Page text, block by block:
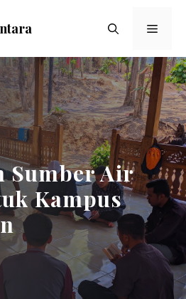
Menu
Sumber Air
Kampus